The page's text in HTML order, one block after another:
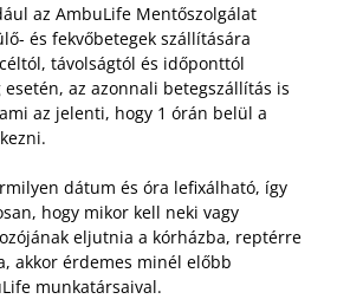
az AmbuLife Mentőszolgálat
és fekvőbetegek szállítására
távolságtól és időponttól
az azonnali betegszállítás is
az jelenti, hogy 1 órán belül a
dátum és óra lefixálható, így
hogy mikor kell neki vagy
eljutnia a kórházba, reptérre
akkor érdemes minél előbb
munkatársaival.